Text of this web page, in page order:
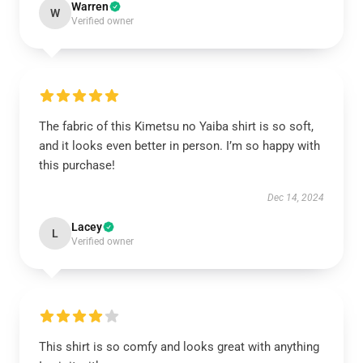
W Warren
Verified owner
The fabric of this Kimetsu no Yaiba shirt is so soft,
and it looks even better in person. I’m so happy with
this purchase!
Dec 14, 2024
L Lacey
Verified owner
This shirt is so comfy and looks great with anything